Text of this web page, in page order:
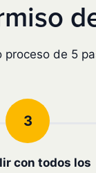
proceso de 5
3
con todos los